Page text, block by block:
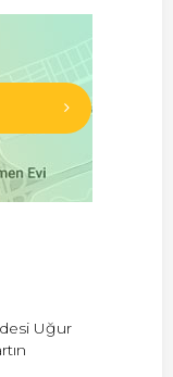
Uğur